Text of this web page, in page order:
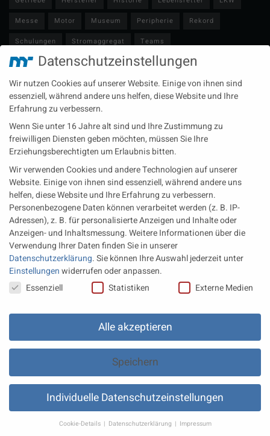
Messe
Motor Museum Peripherie
Rekord
Schulungen
Stromaggregat
Teams
Technische Redaktion
Turbolader Video
Zulieferer
Öl-E-Fuels-Schmierstoffe
Neueste Beiträge
Wärme aus der Tiefe MTU heizt künftig mit Geothermie
MAN Engines bringt D3872 für die Stromversorgung im
Marinebereich
Eine neue Generation von Perkins Marinemotoren startet den
operativen Testbetrieb
Rechtliches
Impressum
Datenschutz
Datenschutz Einstellungen
Datenschutzeinstellungen
Wir nutzen Cookies auf unserer Website. Einige von ihnen sind
essenziell, während andere uns helfen, diese Website und Ihre
Erfahrung zu verbessern.
Wenn Sie unter 16 Jahre alt sind und Ihre Zustimmung zu
freiwilligen Diensten geben möchten, müssen Sie Ihre
Erziehungsberechtigten um Erlaubnis bitten.
Wir verwenden Cookies und andere Technologien auf unserer
Website. Einige von ihnen sind essenziell, während andere uns
helfen, diese Website und Ihre Erfahrung zu verbessern.
Personenbezogene Daten können verarbeitet werden (z. B. IP-
Adressen), z. B. für personalisierte Anzeigen und Inhalte oder
Anzeigen- und Inhaltsmessung.Weitere Informationen über die
Verwendung Ihrer Daten finden Sie in unserer
Datenschutzerklärung.Sie können Ihre Auswahl jederzeit unter
Einstellungenwiderrufen oder anpassen.
Datenschutzeinstellungen
Essenziell Statistiken Externe Medien
Alle akzeptieren
Speichern
Individuelle Datenschutzeinstellungen
Cookie-Details Datenschutzerklärung Impressum